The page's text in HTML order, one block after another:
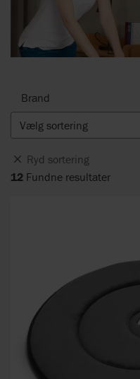
Brand
Vælg sortering
Ryd sortering
12 Fundne resultater